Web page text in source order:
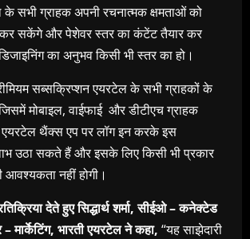
सभी ग्राहक अपनी रचनात्मक क्षमताओं को
सकेंगे और पेशेवर स्तर का कंटेंट तैयार कर
का अनुभव किसी भी स्तर का हो।
सब्सक्रिप्शन एयरटेल के सभी ग्राहकों के
मोबाइल, वाईफाई और डीटीएच ग्राहक
एयरटेल थैंक्स एप पर लॉग इन करके इस
उठा सकते हैं और इसके लिए किसी भी प्रकार
नहीं होगी।
देते हुए सिद्धार्थ शर्मा, सीईओ – कनेक्टेड
मार्केटिंग, भारती एयरटेल ने कहा, “यह साझेदारी